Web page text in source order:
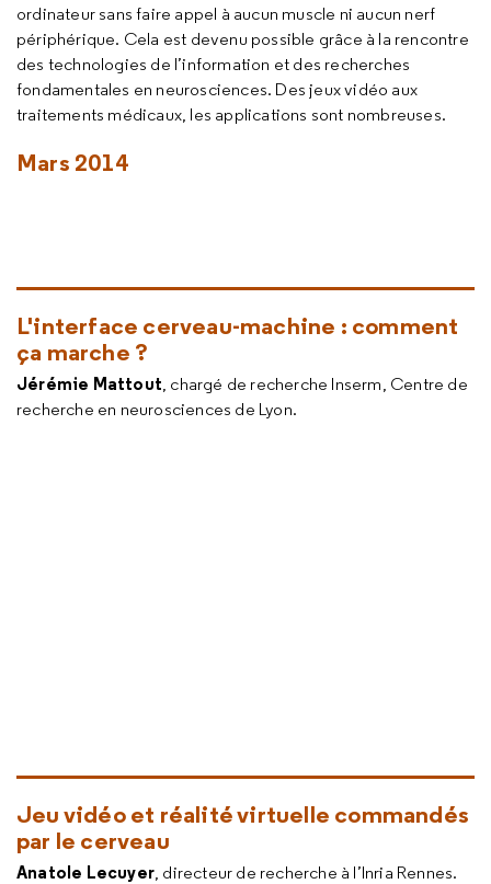
ordinateur sans faire appel à aucun muscle ni aucun nerf
périphérique. Cela est devenu possible grâce à la rencontre
des technologies de l’information et des recherches
fondamentales en neurosciences. Des jeux vidéo aux
traitements médicaux, les applications sont nombreuses.
Mars 2014
L'interface cerveau-machine : comment
ça marche ?
Jérémie Mattout, chargé de recherche Inserm, Centre de
recherche en neurosciences de Lyon.
Jeu vidéo et réalité virtuelle commandés
par le cerveau
Anatole Lecuyer, directeur de recherche à l’Inria Rennes.